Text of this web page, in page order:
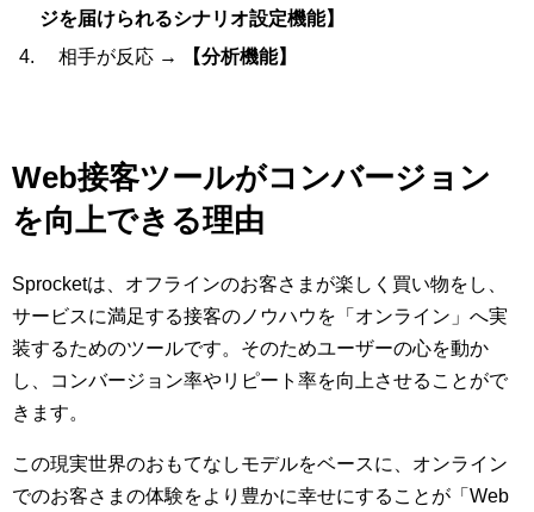
ジを届けられるシナリオ設定機能】
相手が反応 →
【分析機能】
Web接客ツールがコンバージョン
を向上できる理由
Sprocketは、オフラインのお客さまが楽しく買い物をし、
サービスに満足する接客のノウハウを「オンライン」へ実
装するためのツールです。そのためユーザーの心を動か
し、コンバージョン率やリピート率を向上させることがで
きます。
この現実世界のおもてなしモデルをベースに、オンライン
でのお客さまの体験をより豊かに幸せにすることが「Web